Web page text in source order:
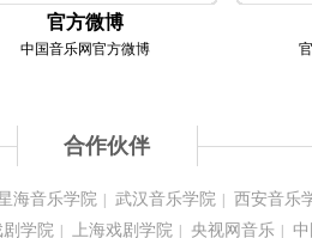
官方微博
中国音乐网官方微博
合作伙伴
海音乐学院 武汉音乐学院 西安音乐
剧学院 上海戏剧学院 央视网音乐